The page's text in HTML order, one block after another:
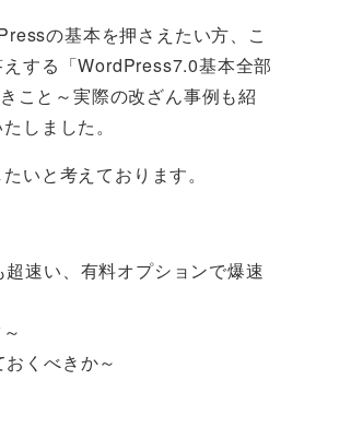
の基本を押さえたい方、こ
する「WordPress7.0基本全部
こと～実際の改ざん事例も紹
しました。
いと考えております。
速い、有料オプションで爆速
くべきか～